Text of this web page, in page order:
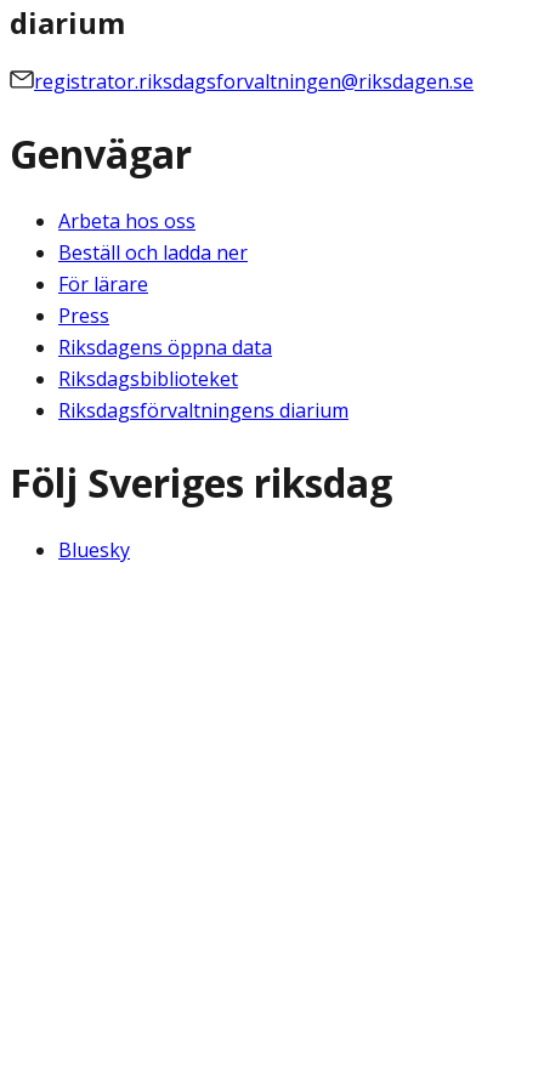
diarium
registrator.riksdagsforvaltningen@riksdagen.se
Genvägar
Arbeta hos oss
Beställ och ladda ner
För lärare
Press
Riksdagens öppna data
Riksdagsbiblioteket
Riksdagsförvaltningens diarium
Följ Sveriges riksdag
Bluesky